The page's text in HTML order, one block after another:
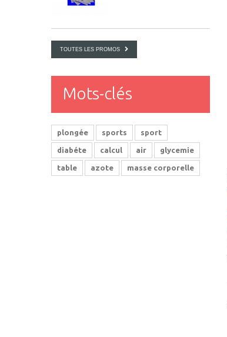
TOUTES LES PROMOS
Mots-clés
plongée sports sport
diabéte calcul air glycemie
table azote masse corporelle